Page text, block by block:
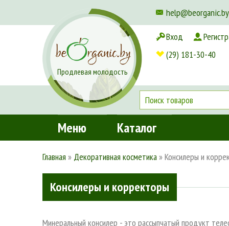
help@beorganic.by
Доставка и оплата
Продлевая молодость
Вход
(29) 181-30-40
Меню Каталог
Главная » Декоративная косметика»Консилеры и
Консилеры и корректоры
Минеральный консилер - это рассыпчатый продукт